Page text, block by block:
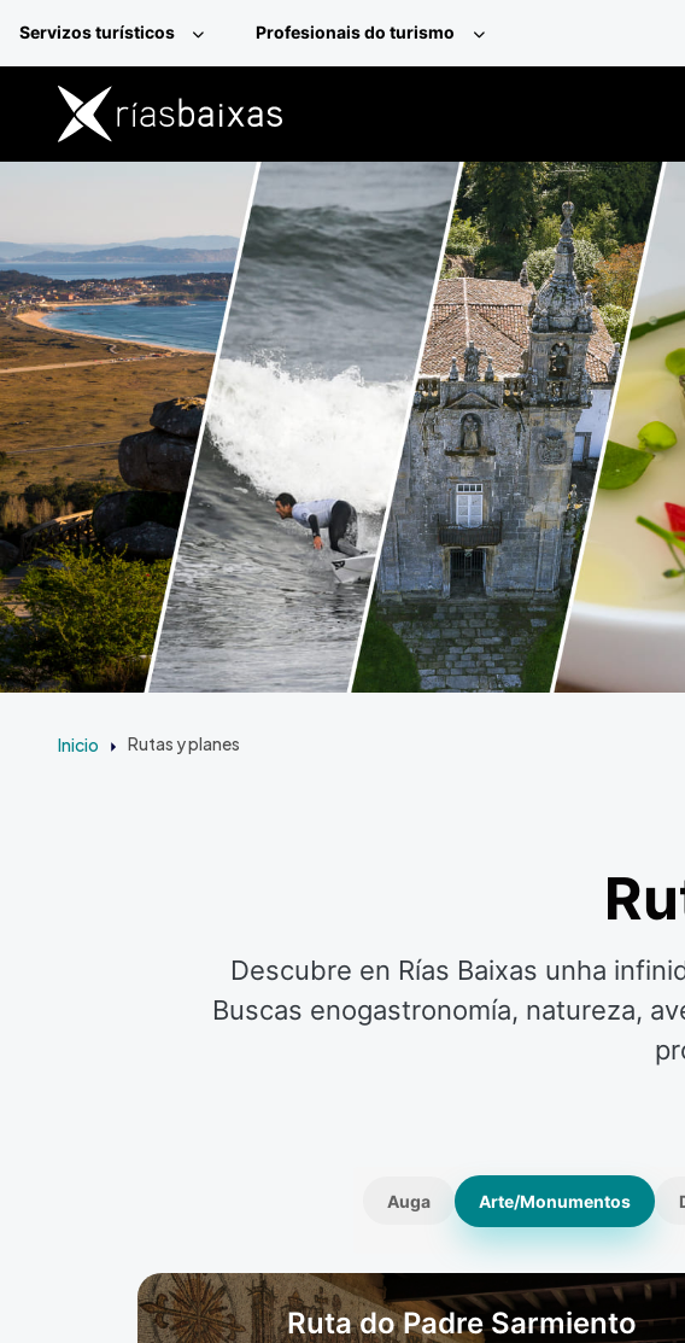
Servizos turísticos Profesionais do turismo
Inicio Rutas y planes
Descubre en Rías Baixas unha
Buscas enogastronomía, natureza,
Auga Arte/Monumentos
Ruta do Padre Sarmiento